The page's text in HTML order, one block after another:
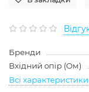
Бренди
Вхідний опір (Ом)
Всі характеристики